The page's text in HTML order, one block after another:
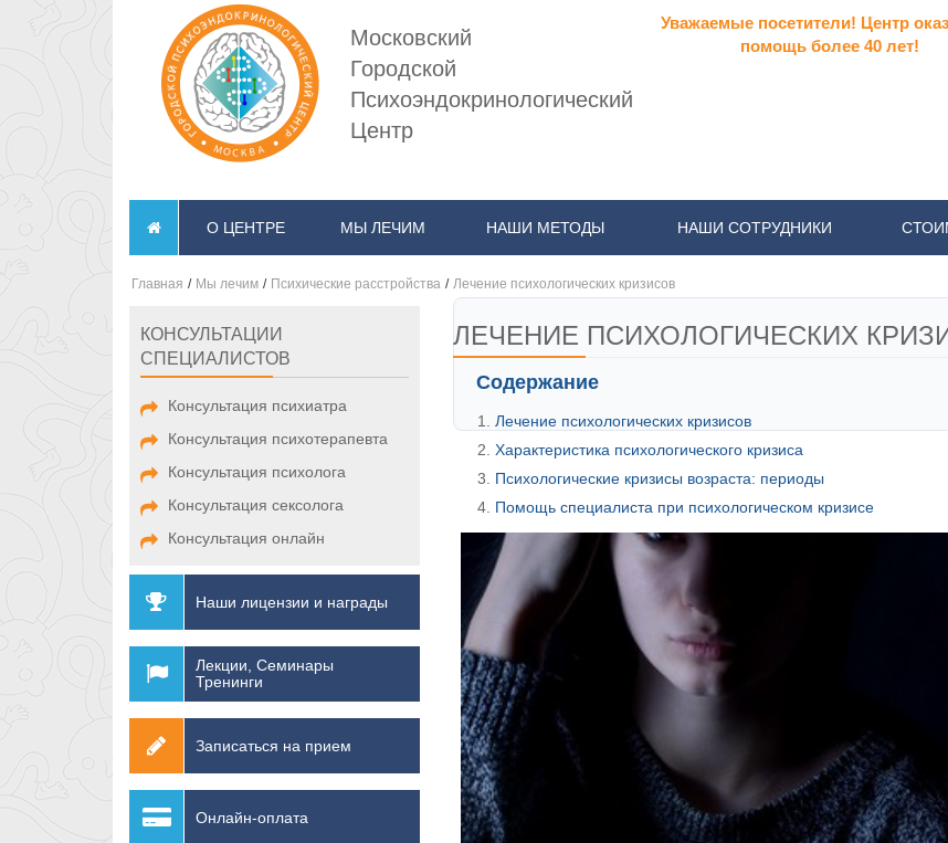
Московский
Городской
Психоэндокринологический
Центр
Уважаемые посетители! Центр
помощь более 40 лет!
О ЦЕНТРЕ МЫ ЛЕЧИМ НАШИ МЕТОДЫ НАШИ СОТРУДНИКИ
Главная / Мы лечим / Психические расстройства / Лечение психологических кризисов
КОНСУЛЬТАЦИИ
СПЕЦИАЛИСТОВ
Консультация психиатра
Консультация психотерапевта
Консультация психолога
Консультация сексолога
Консультация онлайн
Наши лицензии и награды
Лекции, Семинары
Тренинги
Записаться на прием
Онлайн-оплата
ЛЕЧЕНИЕ ПСИХОЛОГИЧЕСКИХ
Содержание
Лечение психологических кризисов
Характеристика психологического кризиса
Психологические кризисы возраста: периоды
Помощь специалиста при психологическом кризисе